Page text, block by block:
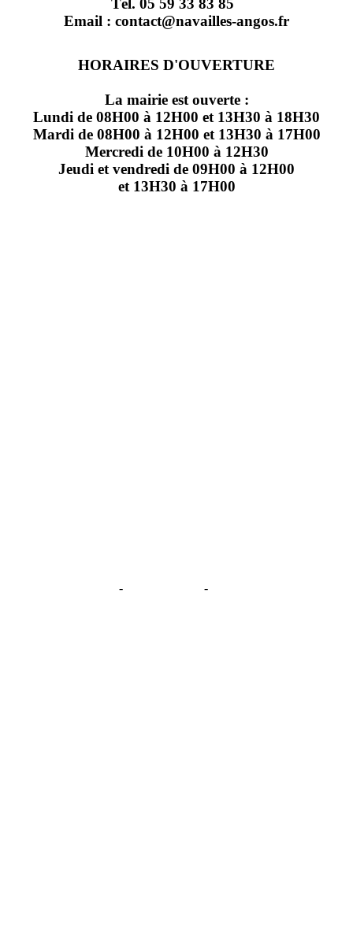
Tél. 05 59 33 83 85
Email : contact@navailles-angos.fr
HORAIRES D'OUVERTURE
La mairie est ouverte :
Lundi de 08H00 à 12H00 et 13H30 à 18H30
Mardi de 08H00 à 12H00 et 13H30 à 17H00
Mercredi de 10H00 à 12H30
Jeudi et vendredi de 09H00 à 12H00
et 13H30 à 17H00
- -